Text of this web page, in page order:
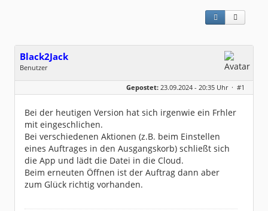
Black2Jack
Benutzer
Geschlecht:
keine Angabe
Dabei seit:
06 / 2022
Gepostet: 23.09.2024 - 20:35 Uhr · #1
Bei der heutigen Version hat sich irgenwie ein Frhler
mit eingeschlichen.
Bei verschiedenen Aktionen (z.B. beim Einstellen
eines Auftrages in den Ausgangskorb) schließt sich
die App und lädt die Datei in die Cloud.
Beim erneuten Öffnen ist der Auftrag dann aber
zum Glück richtig vorhanden.